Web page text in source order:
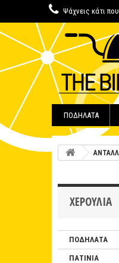
Ψάχνεις κάτι
ΠΟΔΗΛΑΤΑ
ΧΕΡΟΥΛΙΑ
ΠΟΔΗΛΑΤΑ
ΠΑΤΙΝΙΑ